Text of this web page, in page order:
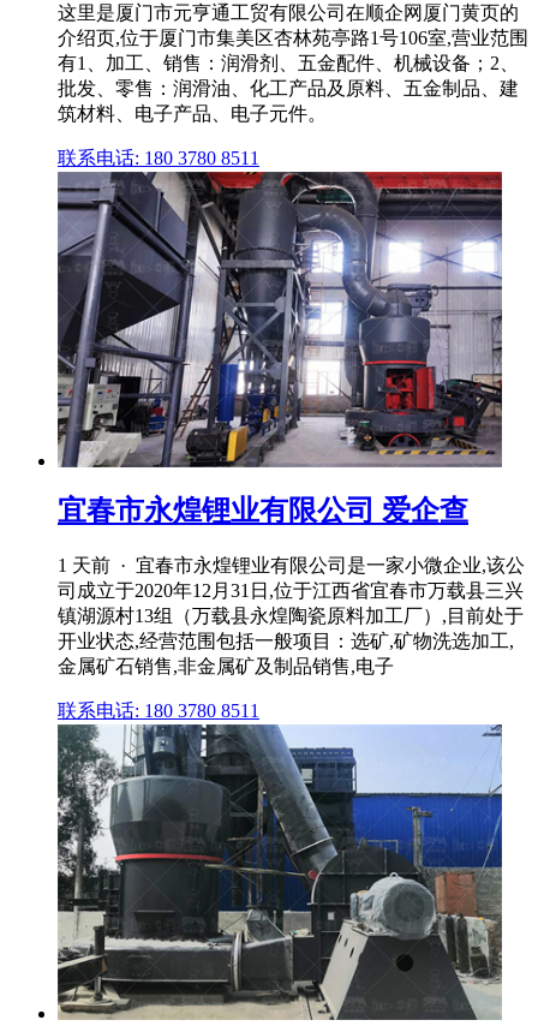
这里是厦门市元亨通工贸有限公司在顺企网厦门黄页的
介绍页,位于厦门市集美区杏林苑亭路1号106室,营业范围
有1、加工、销售：润滑剂、五金配件、机械设备；2、
批发、零售：润滑油、化工产品及原料、五金制品、建
筑材料、电子产品、电子元件。
联系电话: 180 3780 8511
宜春市永煌锂业有限公司 爱企查
1 天前 · 宜春市永煌锂业有限公司是一家小微企业,该公
司成立于2020年12月31日,位于江西省宜春市万载县三兴
镇湖源村13组（万载县永煌陶瓷原料加工厂）,目前处于
开业状态,经营范围包括一般项目：选矿,矿物洗选加工,
金属矿石销售,非金属矿及制品销售,电子
联系电话: 180 3780 8511